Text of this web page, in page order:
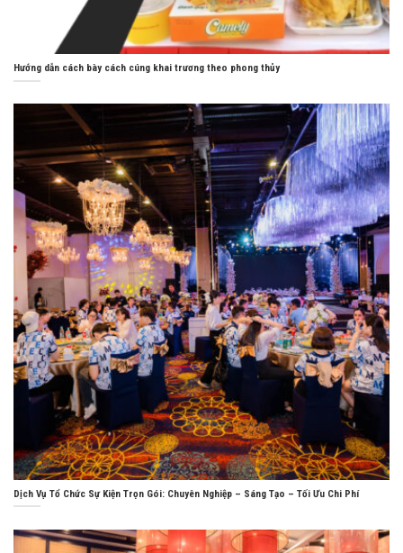
Hướng dẫn cách bày cách cúng khai trương theo phong thủy
Dịch Vụ Tổ Chức Sự Kiện Trọn Gói: Chuyên Nghiệp – Sáng Tạo – Tối Ưu Chi Phí